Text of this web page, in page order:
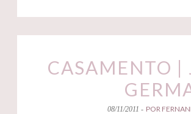
CASAMENTO |
08/11/2011 - POR